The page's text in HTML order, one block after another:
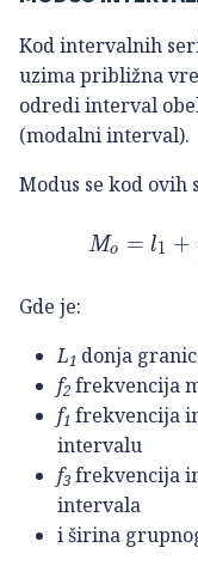
Kod intervalnih
uzima približna
odredi interval
(modalni interval).
Modus se kod
Mo = l1 +
Gde je:
L1 donja
f2 frekvencija
f1 frekvencija
intervalu
f3frekvencija
intervala
i širina